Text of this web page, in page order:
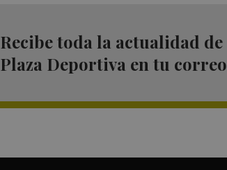
Recibe toda la actualidad de
Plaza Deportiva en tu correo